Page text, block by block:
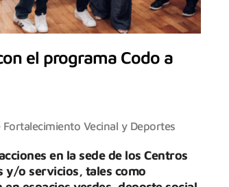
el programa Codo a
Fortalecimiento Vecinal y Deportes
en la sede de los Centros
y/o servicios, tales como